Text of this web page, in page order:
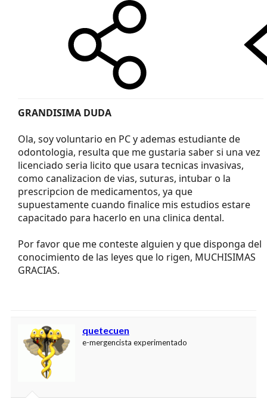
GRANDISIMA DUDA
Ola, soy voluntario en PC y ademas estudiante de
odontologia, resulta que me gustaria saber si una vez
licenciado seria licito que usara tecnicas invasivas,
como canalizacion de vias, suturas, intubar o la
prescripcion de medicamentos, ya que
supuestamente cuando finalice mis estudios estare
capacitado para hacerlo en una clinica dental.
Por favor que me conteste alguien y que disponga del
conocimiento de las leyes que lo rigen, MUCHISIMAS
GRACIAS.
quetecuen
e-mergencista experimentado